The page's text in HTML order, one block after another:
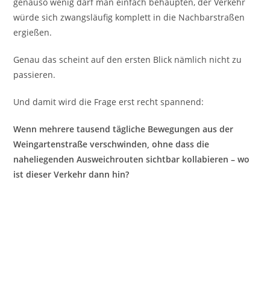
würde sich zwangsläufig komplett in die Nachbarstraßen
ergießen.
Genau das scheint auf den ersten Blick nämlich nicht zu
passieren.
Und damit wird die Frage erst recht spannend:
Wenn mehrere tausend tägliche Bewegungen aus der
Weingartenstraße verschwinden, ohne dass die
naheliegenden Ausweichrouten sichtbar kollabieren – wo
ist dieser Verkehr dann hin?